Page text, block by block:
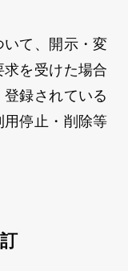
て、開示・変
を受けた場合
録されている
停止・削除等